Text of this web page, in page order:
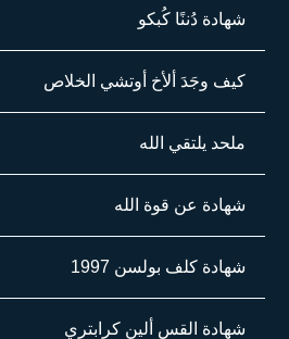
شهادة دُننًا كُبكو
كيف وجَدَ ألأخ أوتشي الخلاص
ملحد يلتقي الله
شهادة عن قوة الله
1997 شهادة كلف بولسن
شهادة القس ألين كرابتري